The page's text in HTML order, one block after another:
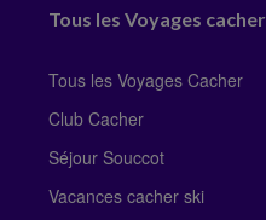
Tous les Voyages cacher
Tous les Voyages Cacher
Club Cacher
Séjour Souccot
Vacances cacher ski